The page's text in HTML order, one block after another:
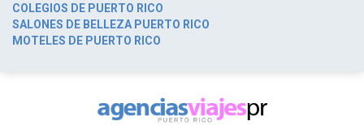
COLEGIOS DE PUERTO RICO
SALONES DE BELLEZA PUERTO RICO
MOTELES DE PUERTO RICO